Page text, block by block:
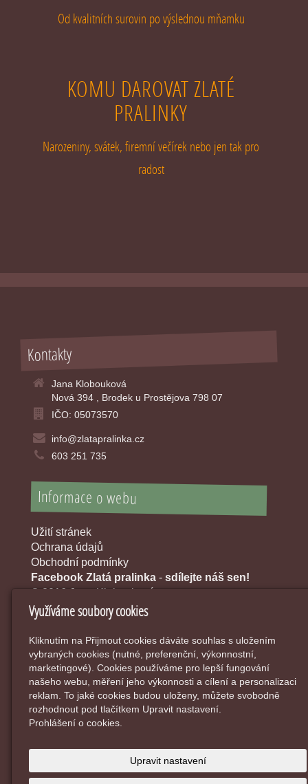
Od kvalitních surovin po výslednou mňamku
KOMU DAROVAT ZLATÉ
PRALINKY
Narozeniny, svátek, firemní večírek nebo jen tak pro
radost
Kontakty
Jana Klobouková
Nová 394 , Brodek u Prostějova 798 07
IČO: 05073570
info@zlatapralinka.cz
603 251 735
Informace o webu
Užití stránek
Ochrana údajů
Obchodní podmínky
Facebook Zlatá pralinka - sdílejte náš sen!
© 2016 Jana Klobouková
Využíváme soubory cookies
Kliknutím na Přijmout cookies dáváte souhlas s uložením
vybraných cookies (nutné, preferenční, výkonnostní,
marketingové). Cookies používáme pro lepší fungování
našeho webu, měření jeho výkonnosti a cílení a personalizaci
reklam. To jaké cookies budou uloženy, můžete svobodně
rozhodnout pod tlačítkem Upravit nastavení.
Prohlášení o cookies.
Upravit nastavení